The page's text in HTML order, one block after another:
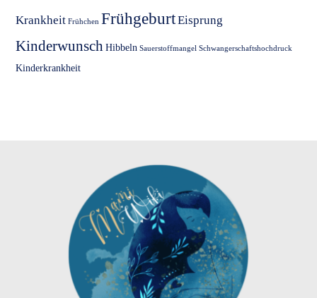
Krankheit Frühchen FrühgeburtEisprung
Kinderwunsch Hibbeln Sauerstoffmangel Schwangerschaftshochdruck
Kinderkrankheit